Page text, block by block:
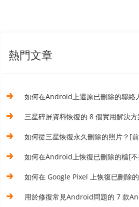
熱門文章
如何在Android上還原已刪除的聯絡
三星碎屏資料恢復的 8 個實用解決方
如何從三星恢復永久刪除的照片？[
如何在Android上恢復已刪除的檔[
如何在 Google Pixel 上恢復已刪除
用於修復常見Android問題的 7 款